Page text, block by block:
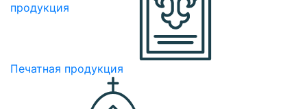
продукция
Печатная продукция